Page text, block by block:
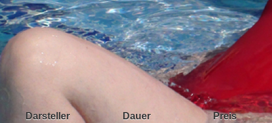
Darsteller Dauer
Preis